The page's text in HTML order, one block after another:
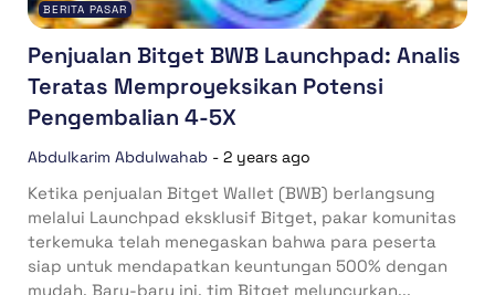
BERITA PASAR
Penjualan Bitget BWB Launchpad: Analis
Teratas Memproyeksikan Potensi
Pengembalian 4-5X
Abdulkarim Abdulwahab - 2 years ago
Ketika penjualan Bitget Wallet (BWB) berlangsung
melalui Launchpad eksklusif Bitget, pakar komunitas
terkemuka telah menegaskan bahwa para peserta
siap untuk mendapatkan keuntungan 500% dengan
mudah. Baru-baru ini, tim Bitget meluncurkan...